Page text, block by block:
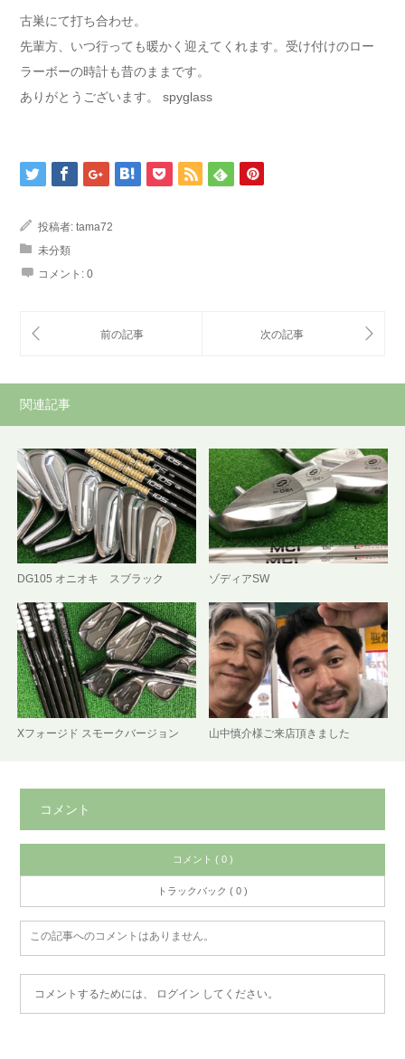
古巣にて打ち合わせ。
先輩方、いつ行っても暖かく迎えてくれます。受け付けのロー
ラーボーの時計も昔のままです。
ありがとうございます。 spyglass
投稿者: tama72
未分類
コメント: 0
関連記事
DG105 オニオキ スブラック ゾディアSW
Xフォージド スモークバージョン 山中慎介様ご来店頂きました
コメント
コメント ( 0 )
トラックバック ( 0 )
この記事へのコメントはありません。
コメントするためには、 ログイン してください。